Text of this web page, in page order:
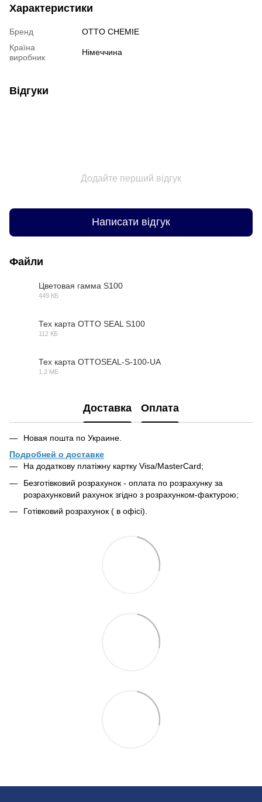
Характеристики
Бренд
OTTO CHEMIE
Країна
виробник
Німеччина
Відгуки
Додайте перший відгук
Написати відгук
Файли
Цветовая гамма S100
449 КБ
Тех карта OTTO SEAL S100
112 КБ
Тех карта OTTOSEAL-S-100-UA
1.2 МБ
Доставка Оплата
Новая пошта по Украине.
Подробней о доставке
На додаткову платіжну картку Visa/MasterCard;
Безготівковий розрахунок - оплата по розрахунку за
розрахунковий рахунок згідно з розрахунком-фактурою;
Готівковий розрахунок ( в офісі).